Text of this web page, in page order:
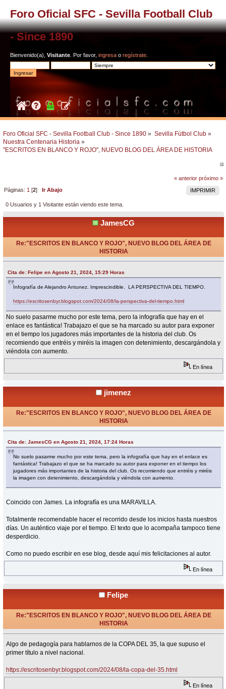
Foro Oficial SFC - Sevilla Football Club
- Since 1890
Bienvenido(a), Visitante . Por favor, ingresa o regístrate
Foro Oficial SFC - Sevilla Football Club - Since 1890 » Sevilla Fútbol Club »
Nuestra Centenaria Historia »
"ESCRITOS EN BLANCO Y ROJO", NUEVO BLOG DEL ÁREA DE HISTORIA
« anterior próximo »
IMPRIMIR
Páginas: 1 [2]Ir Abajo
0 Usuarios y 1 Visitante están viendo este tema.
JamesCG
Re:"ESCRITOS EN BLANCO Y ROJO", NUEVO BLOG DEL ÁREA DE
HISTORIA
Cita de: Felipe en Agosto 21, 2024, 15:29 Horas
Infografía de Alejandro Antunez. Imprescindible. LA PERSPECTIVA DEL TIEMPO.
https://escritosenbyr.blogspot.com/2024/08/la-perspectiva-del-tiempo.html
No suelo pasarme mucho por este tema, pero la infografía que hay en el
enlace es fantástica! Trabajazo el que se ha marcado su autor para exponer
en el tiempo los jugadores más importantes de la historia del club. Os
recomiendo que entréis y miréis la imagen con detenimiento, descargándola y
viéndola con aumento.
En línea
jimenez
Re:"ESCRITOS EN BLANCO Y ROJO", NUEVO BLOG DEL ÁREA DE
HISTORIA
Cita de: JamesCG en Agosto 21, 2024, 17:24 Horas
No suelo pasarme mucho por este tema, pero la infografía que hay en el enlace es
fantástica! Trabajazo el que se ha marcado su autor para exponer en el tiempo los
jugadores más importantes de la historia del club. Os recomiendo que entréis y miréis
la imagen con detenimiento, descargándola y viéndola con aumento.
Coincido con James. La infografía es una MARAVILLA.
Totalmente recomendable hacer el recorrido desde los inicios hasta nuestros
días. Un auténtico viaje por el tiempo. El texto que lo acompaña tampoco tiene
desperdicio.
Como no puedo escribir en ese blog, desde aquí mis felicitaciones al autor.
En línea
Felipe
Re:"ESCRITOS EN BLANCO Y ROJO", NUEVO BLOG DEL ÁREA DE
HISTORIA
Algo de pedagogía para hablarnos de la COPA DEL 35, la que supuso el
primer título a nivel nacional.
https://escritosenbyr.blogspot.com/2024/08/la-copa-del-35.html
En línea